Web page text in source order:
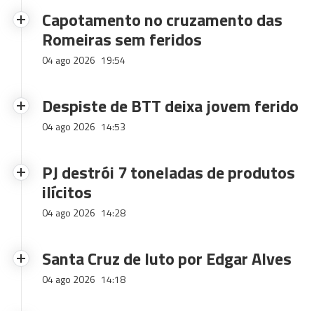
Capotamento no cruzamento das
Romeiras sem feridos
04 ago 2026 19:54
Despiste de BTT deixa jovem ferido
04 ago 2026 14:53
PJ destrói 7 toneladas de produtos
ilícitos
04 ago 2026 14:28
Santa Cruz de luto por Edgar Alves
04 ago 2026 14:18